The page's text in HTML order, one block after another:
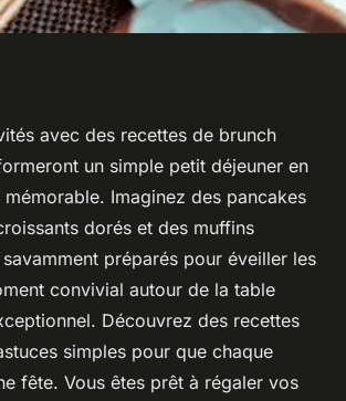
brunch sucré
vos invités
2025•4 min de lecture
avec des recettes de brunch
un simple petit déjeuner en
mémorable. Imaginez des pancakes
dorés et des muffins
préparés pour éveiller les
convivial autour de la table
Découvrez des recettes
simples pour que chaque
fête. Vous êtes prêt à régaler vos